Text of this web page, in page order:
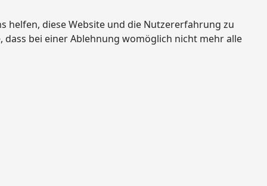
helfen, diese Website und die Nutzererfahrung zu
dass bei einer Ablehnung womöglich nicht mehr alle